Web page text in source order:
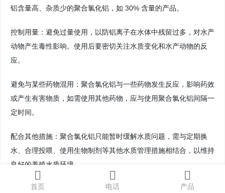
铝含量高、杂质少的聚合氯化铝，如 30% 含量的产品。
控制用量：避免过量使用，以防铝离子在水体中残留过多，对水产
动物产生毒性影响。使用后要密切关注水质变化和水产动物的反
应。
避免与某些药物混用：聚合氯化铝与一些药物发生反应，影响药效
或产生有害物质，如需使用其他药物，应与使用聚合氯化铝间隔一
定时间。
配合其他措施：聚合氯化铝只能暂时缓解水质问题，需与定期换
水、合理投喂、使用生物制剂等其他水质管理措施相结合，以维持
良好的养殖水质环境。
首页 电话 产品